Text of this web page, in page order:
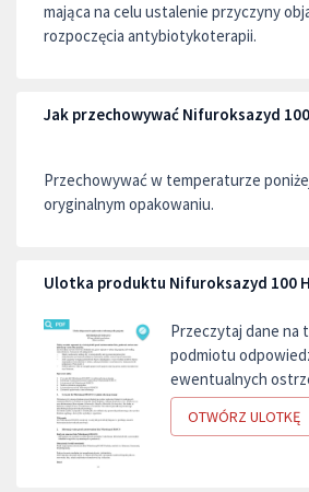
mająca na celu ustalenie przyczyny
rozpoczęcia antybiotykoterapii.
Jak przechowywać Nifuroksazyd
Przechowywać w temperaturze
oryginalnym opakowaniu.
Ulotka produktu Nifuroksazyd 100
Przeczytaj dane na
podmiotu
ewentualnych
OTWÓRZ ULOTKĘ